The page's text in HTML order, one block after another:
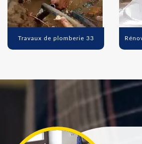
Travaux de plomberie 33